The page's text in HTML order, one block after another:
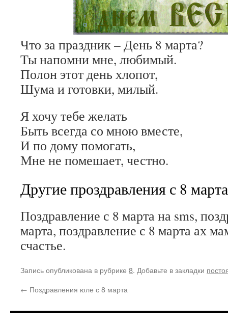
Что за праздник – День 8 марта?
Ты напомни мне, любимый.
Полон этот день хлопот,
Шума и готовки, милый.
Я хочу тебе желать
Быть всегда со мною вместе,
И по дому помогать,
Мне не помешает, честно.
Другие проздравления с 8 марта
Поздравление с 8 марта на sms,
марта, поздравление с 8 марта ах
счастье.
Запись опубликована в рубрике 8. Добавьте в закладки
← Поздравления юле с 8 марта